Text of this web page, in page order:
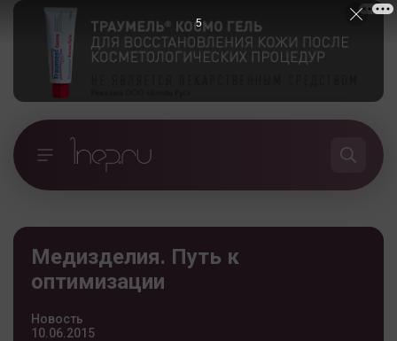
Медизделия. Путь к
оптимизации
Новость
10.06.2015
5